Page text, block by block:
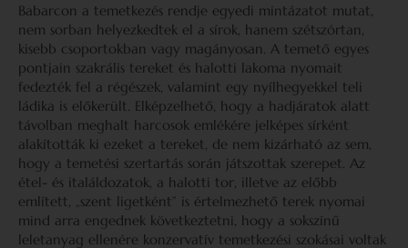
Babarcon a temetkezés rendje egyedi mintázatot mutat,
nem sorban helyezkedtek el a sírok, hanem szétszórtan,
kisebb csoportokban vagy magányosan. A temető egyes
pontjain szakrális tereket és halotti lakoma nyomait
fedezték fel a régészek, valamint egy nyílhegyekkel teli
ládika is előkerült. Elképzelhető, hogy a hadjáratok alatt
távolban meghalt harcosok emlékére jelképes sírként
alakították ki ezeket a tereket, de nem kizárható az sem,
hogy a temetési szertartás során játszottak szerepet. Az
étel- és italáldozatok, a halotti tor, illetve az előbb
említett, „szent ligetként” is értelmezhető terek nyomai
mind arra engednek következtetni, hogy a sokszínű
leletanyag ellenére konzervatív temetkezési szokásai voltak